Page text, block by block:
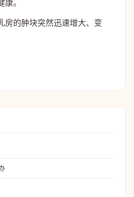
。
房的肿块突然迅速增大、变